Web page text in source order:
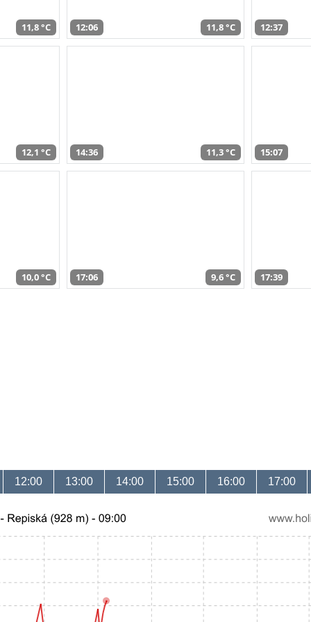
11,8 °C 12:06 11,8 °C 12:37
12,1 °C 14:36 11,3 °C 15:07
10,0 °C 17:06 9,6 °C 17:39
12:00 13:00 14:00 15:00 16:00 17:00